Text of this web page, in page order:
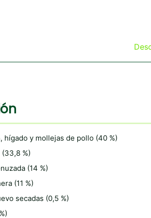
hígado y mollejas de pollo (40 %)
%)
(14 %)
(11 %)
secadas (0,5 %)